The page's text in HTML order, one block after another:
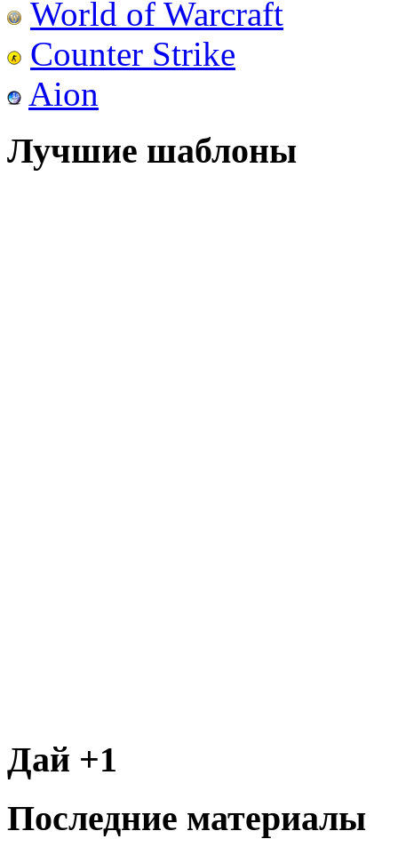
World of Warcraft
Counter Strike
Aion
Лучшие шаблоны
Дай +1
Последние материалы